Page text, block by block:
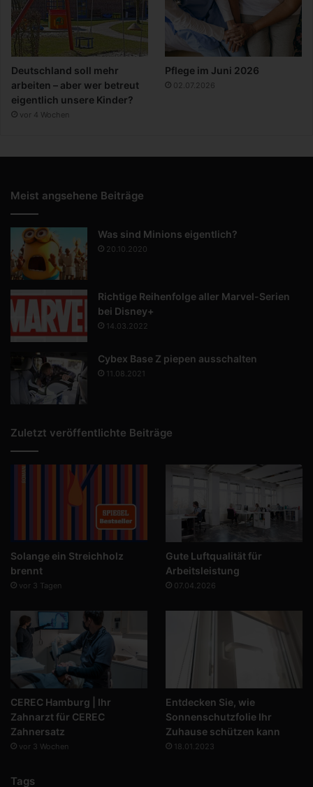
Deutschland soll mehr
arbeiten – aber wer betreut
eigentlich unsere Kinder?
vor 4 Wochen
Pflege im Juni 2026
02.07.2026
Meist angsehene Beiträge
Was sind Minions eigentlich?
20.10.2020
Richtige Reihenfolge aller Marvel-Serien
bei Disney+
14.03.2022
Cybex Base Z piepen ausschalten
11.08.2021
Zuletzt veröffentlichte Beiträge
Solange ein Streichholz
brennt
vor 3 Tagen
Gute Luftqualität für
Arbeitsleistung
07.04.2026
CEREC Hamburg | Ihr
Zahnarzt für CEREC
Zahnersatz
vor 3 Wochen
Entdecken Sie, wie
Sonnenschutzfolie Ihr
Zuhause schützen kann
18.01.2023
Tags